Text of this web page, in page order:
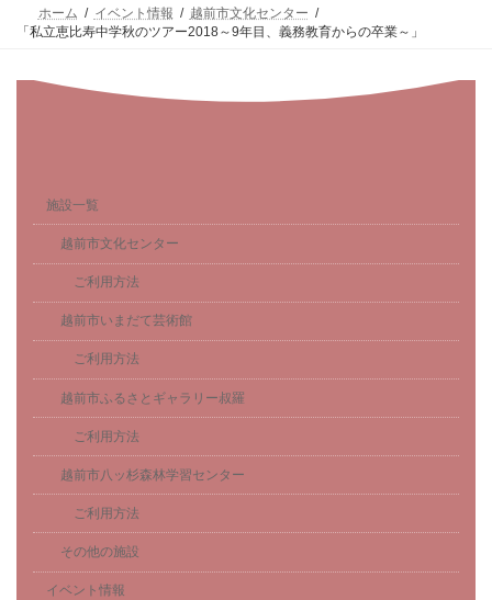
ホーム イベント情報
越前市文化センター
「私立恵比寿中学秋のツアー2018～9年目、義務教育からの卒業～」
施設一覧
越前市文化センター
ご利用方法
越前市いまだて芸術館
ご利用方法
越前市ふるさとギャラリー叔羅
ご利用方法
越前市八ッ杉森林学習センター
ご利用方法
その他の施設
イベント情報